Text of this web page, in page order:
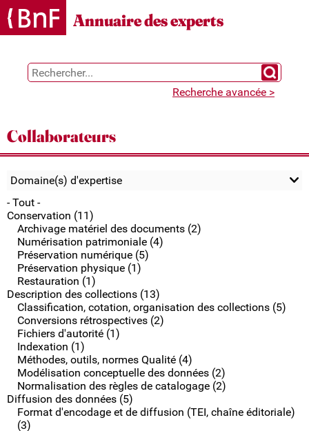
Gestion des cookies
Annuaire des experts
Chercher
Recherche avancée >
Collaborateurs
Domaine(s) d'expertise
- Tout -
Conservation (11)
Archivage matériel des documents (2)
Numérisation patrimoniale (4)
Préservation numérique (5)
Préservation physique (1)
Restauration (1)
Description des collections (13)
Classification, cotation, organisation des collections (5)
Conversions rétrospectives (2)
Fichiers d'autorité (1)
Indexation (1)
Méthodes, outils, normes Qualité (4)
Modélisation conceptuelle des données (2)
Normalisation des règles de catalogage (2)
Diffusion des données (5)
Format d'encodage et de diffusion (TEI, chaîne éditoriale)
(3)